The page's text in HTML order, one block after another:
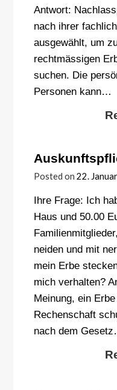
Antwort:
nach ihrer
ausgewählt, um
rechtmässigen
suchen. Die
Personen kann…
Posted on 22.
Ihre Frage: Ich
Haus und 50.00
neiden und mit
mein Erbe
mich verhalten?
Meinung, ein
Rechenschaft
nach dem